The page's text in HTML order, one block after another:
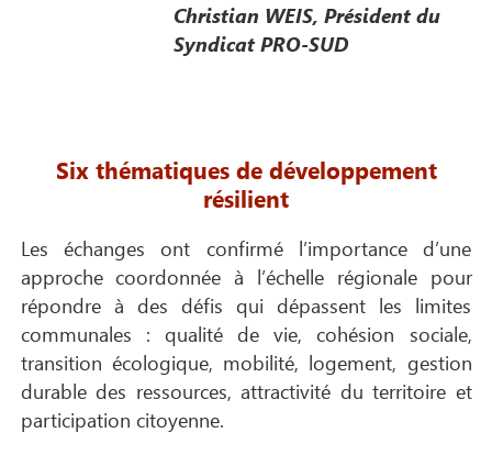
Christian WEIS, Président du
Syndicat PRO-SUD
Six thématiques de développement
résilient
Les échanges ont confirmé l’importance d’une
approche coordonnée à l’échelle régionale pour
répondre à des défis qui dépassent les limites
communales : qualité de vie, cohésion sociale,
transition écologique, mobilité, logement, gestion
durable des ressources, attractivité du territoire et
participation citoyenne.